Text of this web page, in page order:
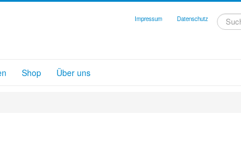
...
Impressum Datenschutz
Shop Über uns